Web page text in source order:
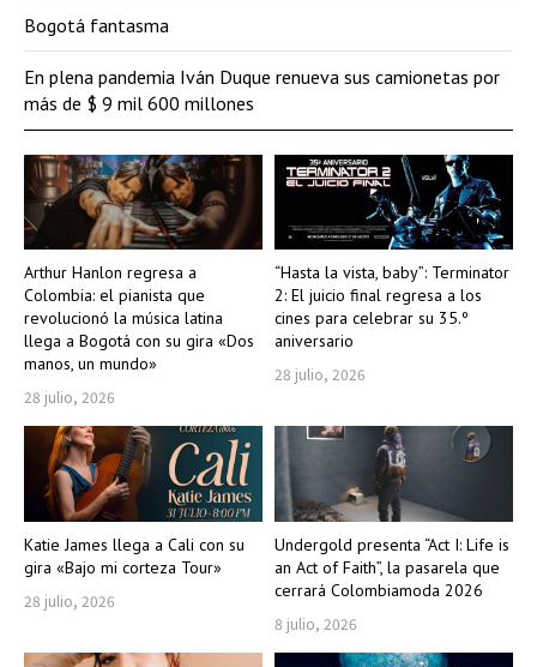
Arthur Hanlon regresa a
Colombia: el pianista que
revolucionó la música latina
llega a Bogotá con su gira «Dos
manos, un mundo»
28 julio, 2026
“Hasta la vista, baby”: Terminator
2: El juicio final regresa a los
cines para celebrar su 35.º
aniversario
28 julio, 2026
Katie James llega a Cali con su
gira «Bajo mi corteza Tour»
28 julio, 2026
Undergold presenta “Act I: Life is
an Act of Faith”, la pasarela que
cerrará Colombiamoda 2026
8 julio, 2026
Bogotá fantasma
En plena pandemia Iván Duque renueva sus camionetas por
más de $ 9 mil 600 millones